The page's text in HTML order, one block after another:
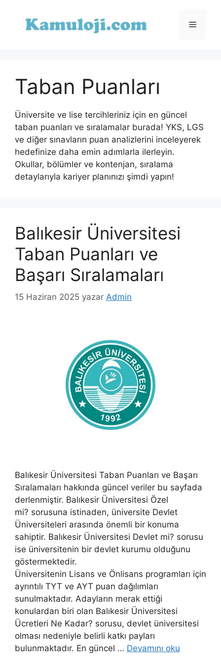
Menü
Taban Puanları
Üniversite ve lise tercihleriniz için en güncel
taban puanları ve sıralamalar burada! YKS, LGS
ve diğer sınavların puan analizlerini inceleyerek
hedefinize daha emin adımlarla ilerleyin.
Okullar, bölümler ve kontenjan, sıralama
detaylarıyla kariyer planınızı şimdi yapın!
Balıkesir Üniversitesi
Taban Puanları ve
Başarı Sıralamaları
15 Haziran 2025 yazar Admin
Balıkesir Üniversitesi Taban Puanları ve Başarı
Sıralamaları hakkında güncel veriler bu sayfada
derlenmiştir. Balıkesir Üniversitesi Özel
mi? sorusuna istinaden, üniversite Devlet
Üniversiteleri arasında önemli bir konuma
sahiptir. Balıkesir Üniversitesi Devlet mi? sorusu
ise üniversitenin bir devlet kurumu olduğunu
göstermektedir.
Üniversitenin Lisans ve Önlisans programları için
ayrıntılı TYT ve AYT puan dağılımları
sunulmaktadır. Adayların merak ettiği
konulardan biri olan Balıkesir Üniversitesi
Ücretleri Ne Kadar? sorusu, devlet üniversitesi
olması nedeniyle belirli katkı payları
bulunmaktadır. En güncel … Devamını oku